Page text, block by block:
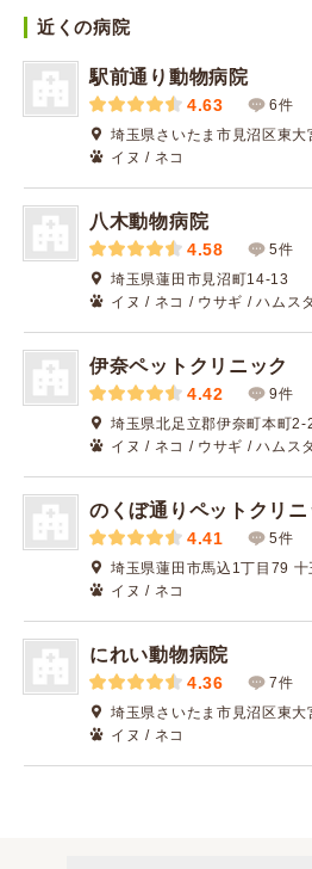
近くの病院
駅前通り動物病院
4.63
6件
埼玉県さいたま市見沼区東
イヌ / ネコ
八木動物病院
4.58
5件
埼玉県蓮田市見沼町14-13
イヌ / ネコ / ウサギ / ハムス
伊奈ペットクリニック
4.42
9件
埼玉県北足立郡伊奈町本町2-
イヌ / ネコ / ウサギ / ハムス
のくぼ通りペットクリニ
4.41
5件
埼玉県蓮田市馬込1丁目79
イヌ / ネコ
にれい動物病院
4.36
7件
埼玉県さいたま市見沼区東
イヌ / ネコ